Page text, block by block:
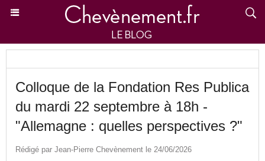
Colloque de la Fondation Res Publica
du mardi 22 septembre à 18h -
"Allemagne : quelles perspectives ?"
Rédigé par Jean-Pierre Chevènement le 24/06/2026